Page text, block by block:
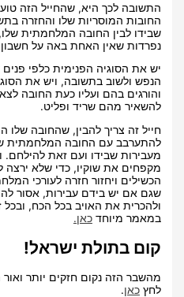
התשובה לכך היא, שהחייל הזה
החובות המוסריות שלו והחזרה
שבידו לבין החובה המלחמתית
נפרדות שאין האחת באה על חשבון
יש את הסוגיה הפנימית כלפי
הנפש ולשוב בתשובה, ויש את
והורגים בהם ועליו כעת החובה
להשאיר מהם שריד ופליט.
חייל זה צריך להבין, שהחובה שלו
להתערבב עם החובה המלחמתית
מעבירות שבידו ועם זאת להילחם.
מקפחים את שוקיו, כדי שלא
הכשילים ויחזור חזרה לעורכי
שגם אם יש בידם עבירות, אסור
ולהכרית את האויב בכל הכח,
במאמר מיוחדכאן.
קום בתולת ישראל!
מהשבר הזה נקום חזקים יותר ואור
לחץכאן.